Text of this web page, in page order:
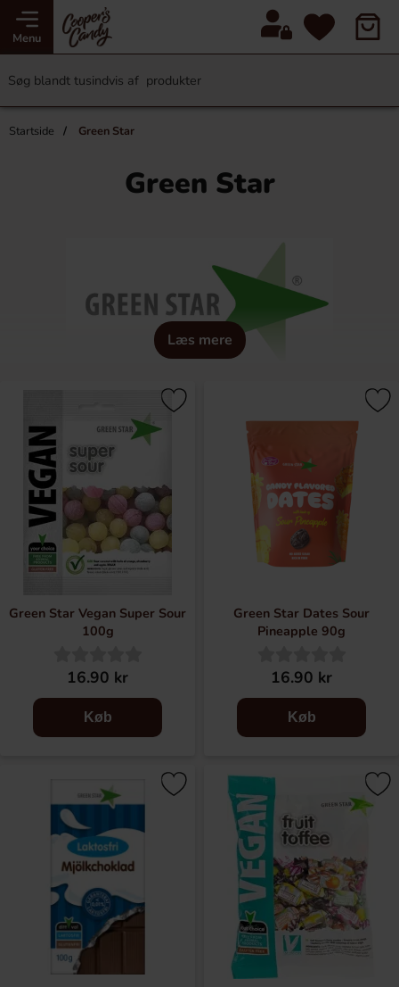
Menu
Startside Green Star
Green Star
Læs mere
SLIK FOR ALLE SMAK OG MAGER
Green star står for god smag og bevidste valg. Vi er her for
alle, der er omhyggelige med, hvad de spiser, vi vil gøre
det nemmere at undgå forskellige ingredienser uden at
miste den gode smag.
Green Star Vegan Super Sour
100g
16.90 kr
Køb
Green Star Dates Sour
Pineapple 90g
16.90 kr
Køb